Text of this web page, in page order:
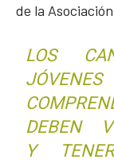
de la
LOS
DEBEN
Y